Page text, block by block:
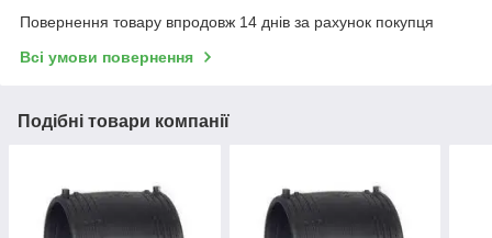
Повернення товару впродовж 14 днів за рахунок покупця
Всі умови повернення
Подібні товари компанії